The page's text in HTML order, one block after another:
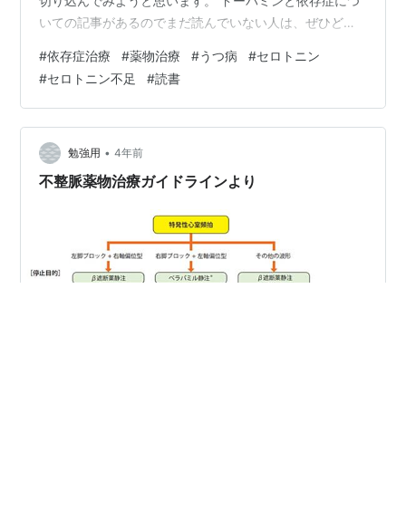
いての記事があるのでまだ読んでいない人は、ぜひどう
curiousquest.hatenablog.com
curiousquest.hatenablog.com ＊抗うつ薬＊ ＊セロトニ
ン＊ ＊アルコール＊ ＊コカイン＊ ＊ニコチン＊ ＊うつ
はセロトニン不足ではない＊ ＊SSRIと他の治療を組み合
わせる＊ ＊まとめ＊ ＊記事関連のお…
#依存症治療 #薬物治療 #うつ病 #セロトニン
#セロトニン不足 #読書
勉強用 • 4年前
不整脈薬物治療ガイドラインより